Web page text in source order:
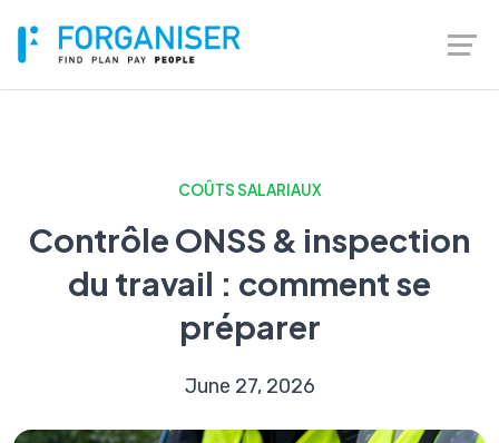
COÛTS SALARIAUX
Contrôle ONSS & inspection
du travail : comment se
préparer
June 27, 2026